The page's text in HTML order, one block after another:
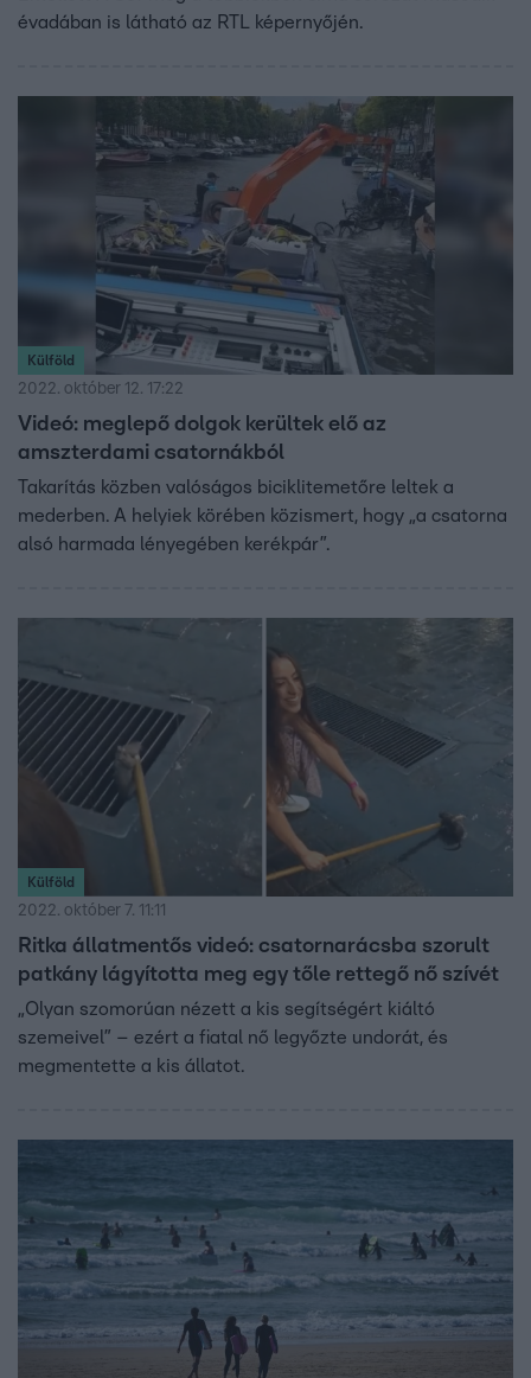
évadában is látható az RTL képernyőjén.
Külföld
2022. október 12. 17:22
Videó: meglepő dolgok kerültek elő az
amszterdami csatornákból
Takarítás közben valóságos biciklitemetőre leltek a
mederben. A helyiek körében közismert, hogy „a csatorna
alsó harmada lényegében kerékpár”.
Külföld
2022. október 7. 11:11
Ritka állatmentős videó: csatornarácsba szorult
patkány lágyította meg egy tőle rettegő nő szívét
„Olyan szomorúan nézett a kis segítségért kiáltó
szemeivel” – ezért a fiatal nő legyőzte undorát, és
megmentette a kis állatot.